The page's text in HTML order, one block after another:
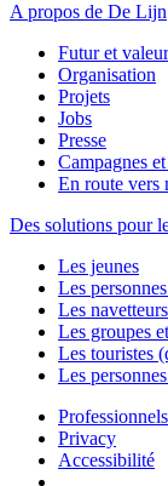
A propos de De Lijn
Futur et
Organisation
Projets
Jobs
Presse
Campagnes
En route vers
Des solutions pour
Les jeunes
Les
Les navetteurs
Les groupes
Les touristes
Les
Professionnels
Privacy
Accessibilité